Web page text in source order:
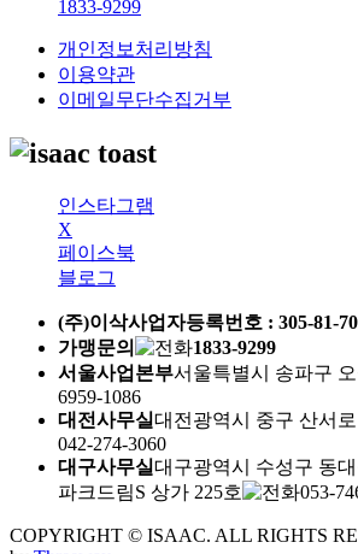
1833-9299
개인정보처리방침
이용약관
이메일무단수집거부
인스타그램
X
페이스북
블로그
(주)이삭사업자등록번호 : 305-81-
가맹문의
1833-9299
서울사업본부서울특별시 송파구 오
6959-1086
대전사무실대전광역시 중구 산서로
042-274-3060
대구사무실대구광역시 수성구 동
파크드림S 상가 225호
053-
COPYRIGHT © ISAAC. ALL RIGHTS